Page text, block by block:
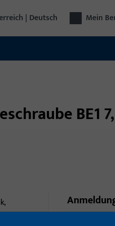
| Deutsch Mein
BE1